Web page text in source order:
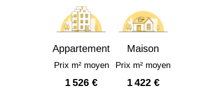
Appartement
Prix m² moyen
1 526 €
Maison
Prix m² moyen
1 422 €